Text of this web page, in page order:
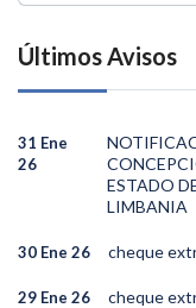
Últimos Avisos
31 Ene
26
ESTADO
LIMBANIA
30 Ene 26 cheque
29 Ene 26 cheque